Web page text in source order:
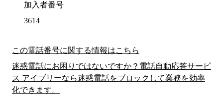
加入者番号
3614
この電話番号に関する情報はこちら
迷惑電話にお困りではないですか？電話自動応答サービ
ス アイブリーなら迷惑電話をブロックして業務を効率
化できます。